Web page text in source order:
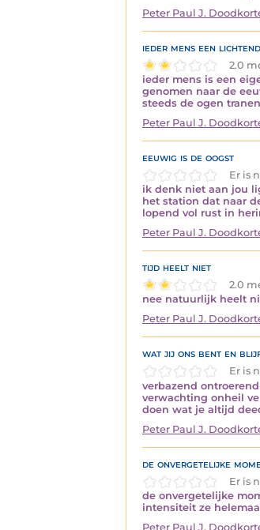
Peter Paul J.
ieder mens een
2.0
ieder mens is een
genomen naar de
steeds de ogen
Peter Paul J.
eeuwig is de oogst
Er is
ik denk niet aan jou
het station dat naar
lopend vol rust in
Peter Paul J.
tijd heelt niet
2.0
nee natuurlijk heelt
Peter Paul J.
wat jij ons bent en
Er is
verbazend
verwachting onheil
doen wat je altijd
Peter Paul J.
de onvergetelijke
Er is
de onvergetelijke
intensiteit ze
Peter Paul J.